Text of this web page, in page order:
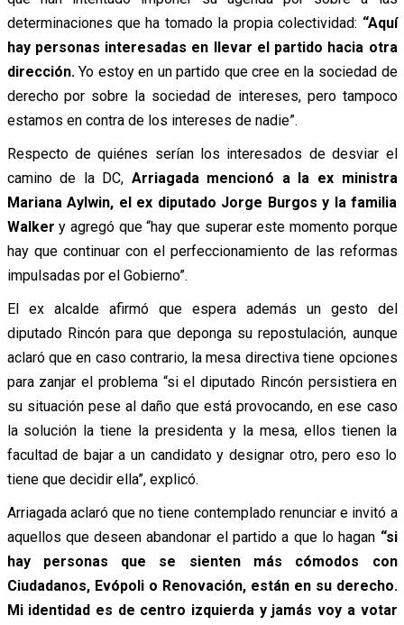
determinaciones que ha tomado la propia colectividad: “Aquí
hay personas interesadas en llevar el partido hacia otra
dirección. Yo estoy en un partido que cree en la sociedad de
derecho por sobre la sociedad de intereses, pero tampoco
estamos en contra de los intereses de nadie”.
Respecto de quiénes serían los interesados de desviar el
camino de la DC, Arriagada mencionó a la ex ministra
Mariana Aylwin, el ex diputado Jorge Burgos y la familia
Walker y agregó que “hay que superar este momento porque
hay que continuar con el perfeccionamiento de las reformas
impulsadas por el Gobierno”.
El ex alcalde afirmó que espera además un gesto del
diputado Rincón para que deponga su repostulación, aunque
aclaró que en caso contrario, la mesa directiva tiene opciones
para zanjar el problema “si el diputado Rincón persistiera en
su situación pese al daño que está provocando, en ese caso
la solución la tiene la presidenta y la mesa, ellos tienen la
facultad de bajar a un candidato y designar otro, pero eso lo
tiene que decidir ella”, explicó.
Arriagada aclaró que no tiene contemplado renunciar e invitó a
aquellos que deseen abandonar el partido a que lo hagan “si
hay personas que se sienten más cómodos con
Ciudadanos, Evópoli o Renovación, están en su derecho.
Mi identidad es de centro izquierda y jamás voy a votar